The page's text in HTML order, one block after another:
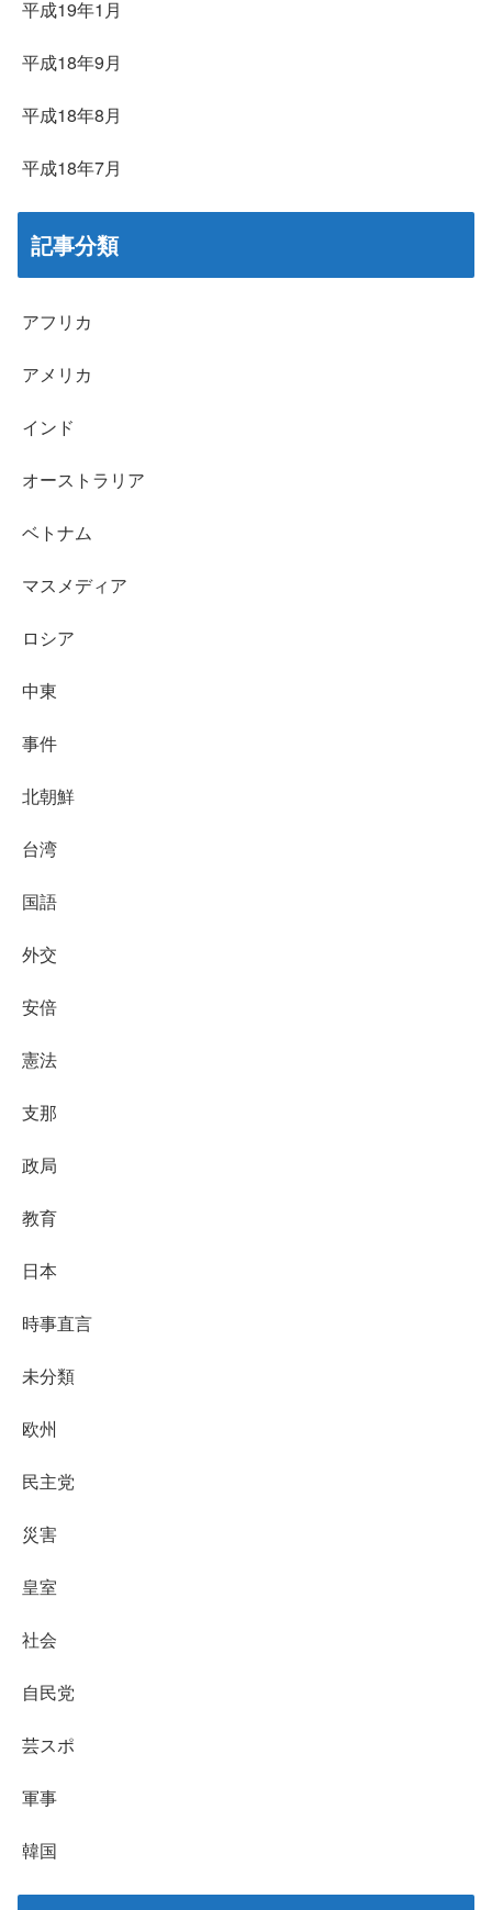
平成19年1月
平成18年9月
平成18年8月
平成18年7月
記事分類
アフリカ
アメリカ
インド
オーストラリア
ベトナム
マスメディア
ロシア
中東
事件
北朝鮮
台湾
国語
外交
安倍
憲法
支那
政局
教育
日本
時事直言
未分類
欧州
民主党
災害
皇室
社会
自民党
芸スポ
軍事
韓国